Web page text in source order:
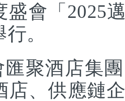
盛會「2025
。
匯聚酒店集
店、供應鏈